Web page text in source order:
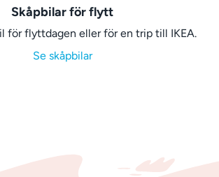
Skåpbilar för flytt
för flyttdagen eller för en trip till IKEA.
Se skåpbilar